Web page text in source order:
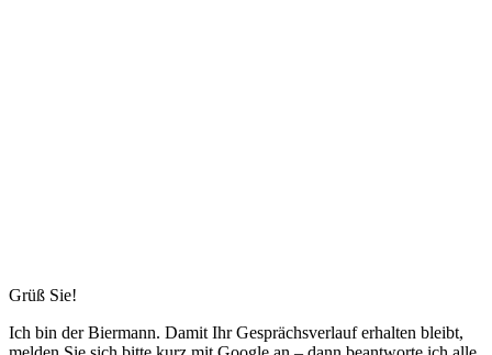
Grüß Sie!
Ich bin der Biermann. Damit Ihr Gesprächsverlauf erhalten bleibt,